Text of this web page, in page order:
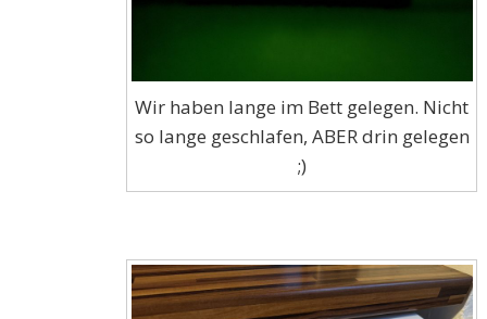
Wir haben lange im Bett gelegen. Nicht
so lange geschlafen, ABER drin gelegen
;)